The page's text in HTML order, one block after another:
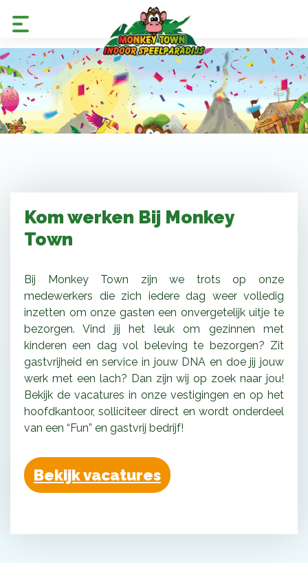
Kom werken Bij Monkey
Town
Bij Monkey Town zijn we trots op onze
medewerkers die zich iedere dag weer volledig
inzetten om onze gasten een onvergetelijk uitje te
bezorgen. Vind jij het leuk om gezinnen met
kinderen een dag vol beleving te bezorgen? Zit
gastvrijheid en service in jouw DNA en doe jij jouw
werk met een lach? Dan zijn wij op zoek naar jou!
Bekijk de vacatures in onze vestigingen en op het
hoofdkantoor, solliciteer direct en wordt onderdeel
van een “Fun” en gastvrij bedrijf!
Bekijk vacatures